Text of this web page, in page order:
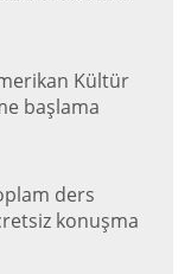
Kültür
başlama
ders
konuşma